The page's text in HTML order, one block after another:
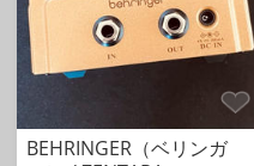
BEHRINGER（ベリンガ